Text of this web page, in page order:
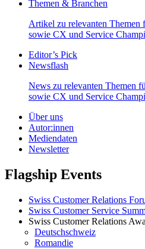
Themen & Branchen
Artikel zu relevanten Themen
sowie CX und Service
Editor’s Pick
Newsflash
News zu relevanten Themen
sowie CX und Service
Über uns
Autor:innen
Mediendaten
Newsletter
Flagship Events
Swiss Customer Relations
Swiss Customer Service
Swiss Customer Relations
Deutschschweiz
Romandie